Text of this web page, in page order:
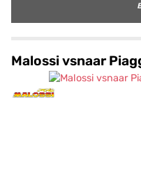
Malossi vsnaar